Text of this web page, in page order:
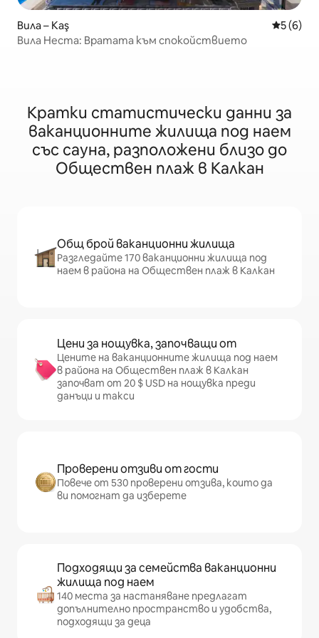
Вила – Kaş Средна
5 (6)
Вила Неста: Вратата към спокойствието
Кратки статистически данни за
ваканционните жилища под наем
със сауна, разположени близо до
Обществен плаж в Калкан
Общ брой ваканционни жилища
Разгледайте 170 ваканционни жилища под
наем в района на Обществен плаж в Калкан
Цени за нощувка, започващи от
Цените на ваканционните жилища под наем
в района на Обществен плаж в Калкан
започват от 20 $ USD на нощувка преди
данъци и такси
Проверени отзиви от гости
Повече от 530 проверени отзива, които да
ви помогнат да изберете
Подходящи за семейства ваканционни
жилища под наем
140 места за настаняване предлагат
допълнително пространство и удобства,
подходящи за деца